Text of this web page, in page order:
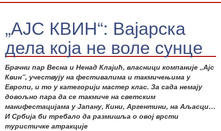
„АЈС КВИН“: Вајарска
дела која не воле сунце
Брачни пар Весна и Ненад Клајић, власници компаније „Ајс
Квин“, учествују на фестивалима и такмичењима у
Европи, и то у категорији мастер клас. За сада немају
довољно пара да се такмиче на светским
манифестацијама у Јапану, Кини, Аргентини, на Аљасци…
И Србија би требало да размишља о овој врсти
туристичке атракције